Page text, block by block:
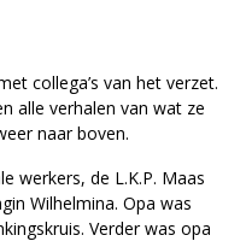
collega’s van het verzet.
alle verhalen van wat ze
naar boven.
werkers, de L.K.P. Maas
Wilhelmina. Opa was
Verder was opa